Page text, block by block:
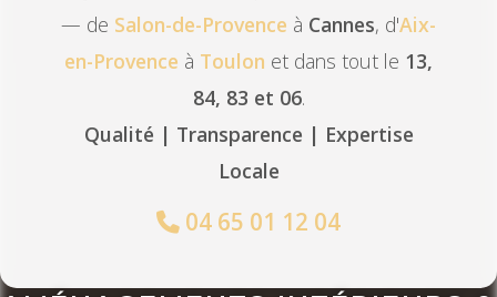
— de Salon-de-Provence à Cannes, d'Aix-
en-Provence à Toulon et dans tout le 13,
84, 83 et 06.
Qualité | Transparence | Expertise
Locale
04 65 01 12 04